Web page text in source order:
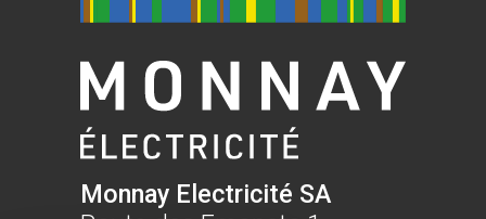
Monnay Electricité SA